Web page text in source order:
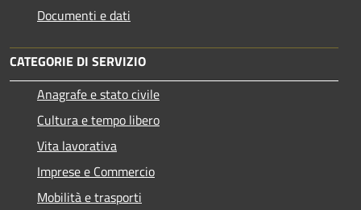
Documenti e dati
CATEGORIE DI SERVIZIO
Anagrafe e stato civile
Cultura e tempo libero
Vita lavorativa
Imprese e Commercio
Mobilità e trasporti